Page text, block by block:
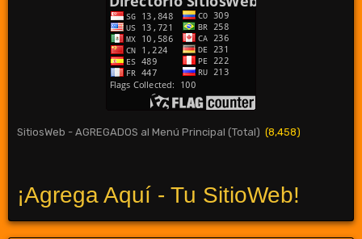
SitiosWeb - AGREGADOS al Menú Principal (Total) (8,458)
¡Agrega Aquí - Tu SitioWeb!